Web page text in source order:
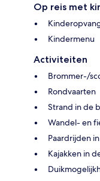
Op reis met
Kindermenu
Activiteiten
Brommer-/
Rondvaarten
Strand in de
Wandel- en
Paardrijden
Kajakken in